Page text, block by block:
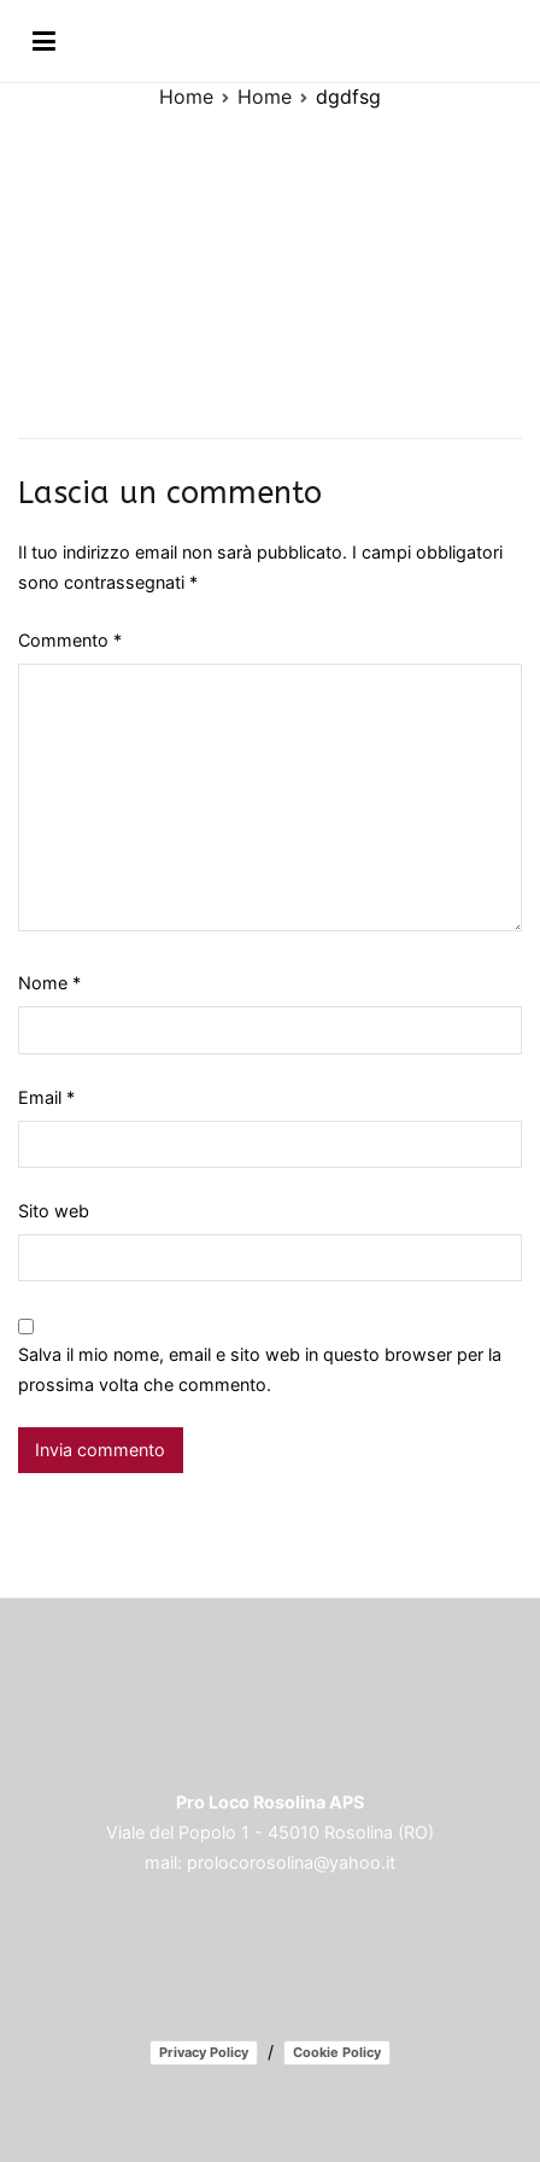
Home Home dgdfsg
Lascia un commento
Il tuo indirizzo email non sarà pubblicato. I campi obbligatori
sono contrassegnati *
Commento *
Nome *
Email *
Sito web
Salva il mio nome, email e sito web in questo browser per la
prossima volta che commento.
Pro Loco Rosolina APS
Viale del Popolo 1 - 45010 Rosolina (RO)
mail: prolocorosolina@yahoo.it
Privacy Policy / Cookie Policy